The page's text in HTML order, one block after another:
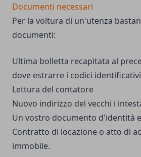
Documenti necessari
Per la voltura di un'utenza
documenti:
Ultima bolletta recapitata al
dove estrarre i codici identificativi
Lettura del contatore
Nuovo indirizzo del vecchi i
Un vostro documento d'identità
Contratto di locazione o atto di
immobile.